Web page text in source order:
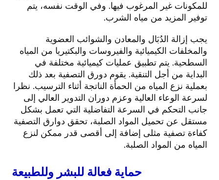
للمكونات غير المرغوب فيها. وفي الوقت نفسه، يتم
توفير المزيد من مياه الشرب.
يجب إزالة الدُبَال والمعادن والشوائب العضوية
والمخلفات الكيميائية والفيروسات والبكتيريا من المياه
السطحية. يتم تطبيق عمليات كيميائية مختلفة في
البداية من أجل التنقية. يقوم دورق التصفية بعد ذلك
بعملية نزع المياه من الحمأة الناتجة أثناء الترسيب. نظرا
لسرعة الوعاء العالية وعزم دوران التدوير العالي إلى
جانب التحكم في السرعة التفاضلية التي تعمل بشكل
مستقل عن تحميل المواد الصلبة، تحقق دوارق التصفية
كفاءة تصفية مثلى إضافة إلى أقصى قدر ممكن لنزع
المياه من المواد الصلبة.
حماية فعالة للبشر وللطبيعة